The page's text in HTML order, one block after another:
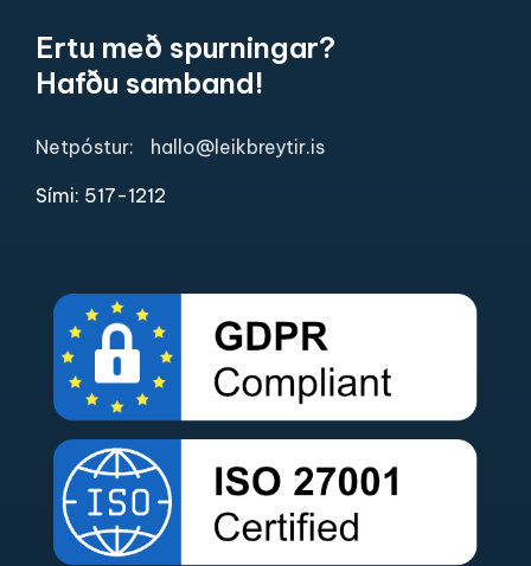
Ertu með spurningar?
Hafðu samband!
Netpóstur: hallo@leikbreytir.is
Sími: 517-1212​